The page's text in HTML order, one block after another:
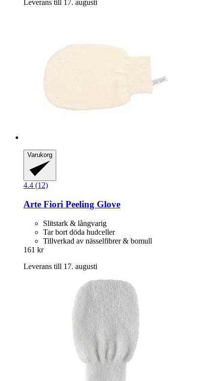
Leverans till 17. augusti
Varukorg
4.4 (12)
Arte Fiori Peeling Glove
Slitstark & långvarig
Tar bort döda hudceller
Tillverkad av nässelfibrer & bomull
161 kr
Leverans till 17. augusti